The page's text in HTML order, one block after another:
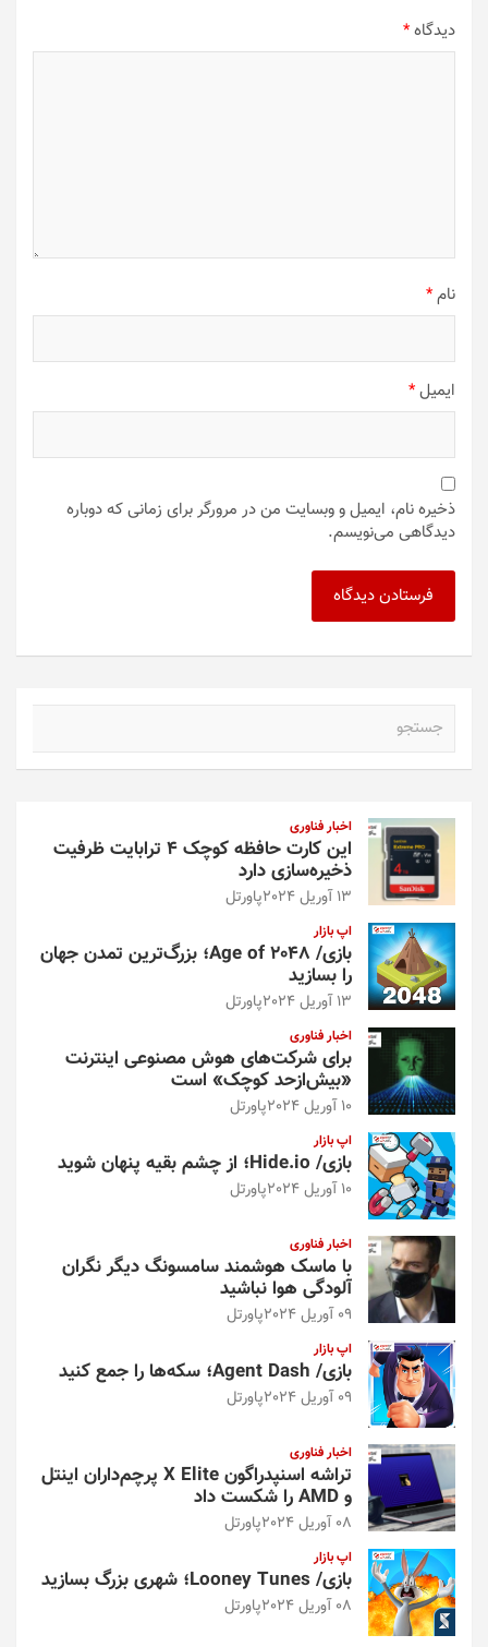
دیدگاه*
نام*
ایمیل*
ذخیره نام، ایمیل و وبسایت من در مرورگر برای زمانی که دوباره
دیدگاهی می‌نویسم.
اخبار فناوری
این کارت حافظه کوچک ۴ ترابایت ظرفیت
ذخیره‌سازی دارد
13 آوریل 2024 پاورتل
اپ بازار
بازی/ Age of 2048؛ بزرگ‌ترین تمدن جهان
را بسازید
13 آوریل 2024 پاورتل
اخبار فناوری
برای شرکت‌های هوش مصنوعی اینترنت
«بیش‌از‌حد کوچک» است
10 آوریل 2024 پاورتل
اپ بازار
بازی/ Hide.io؛ از چشم بقیه پنهان شوید
10 آوریل 2024 پاورتل
اخبار فناوری
با ماسک هوشمند سامسونگ دیگر نگران
آلودگی هوا نباشید
09 آوریل 2024 پاورتل
اپ بازار
بازی/ Agent Dash؛ سکه‌ها را جمع کنید
09 آوریل 2024 پاورتل
اخبار فناوری
تراشه اسنپدراگون X Elite پرچم‌داران اینتل
و AMD را شکست داد
08 آوریل 2024 پاورتل
اپ بازار
بازی/ Looney Tunes؛ شهری بزرگ بسازید
08 آوریل 2024 پاورتل